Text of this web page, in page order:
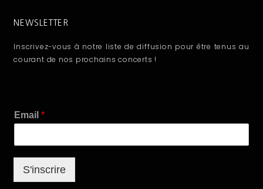
NEWSLETTER
Inscrivez-vous à notre liste de diffusion pour être tenus au
courant de nos prochains concerts !
E
m
i
l
Email*
S'inscrire